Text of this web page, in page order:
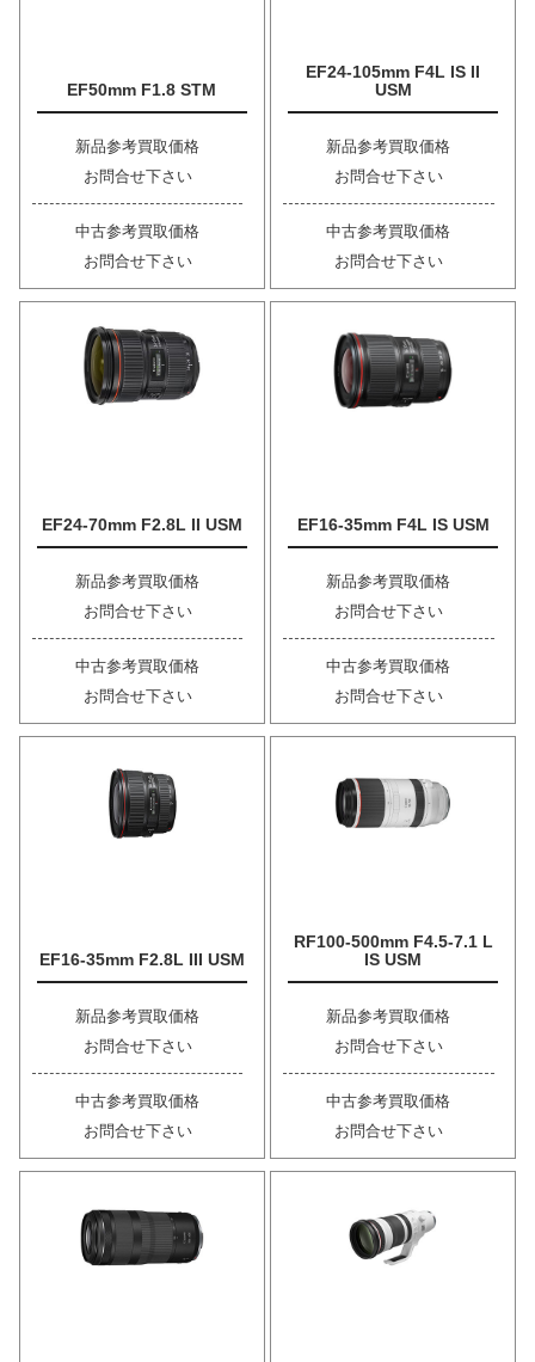
EF50mm F1.8 STM
新品参考買取価格
お問合せ下さい
中古参考買取価格
お問合せ下さい
EF24-105mm F4L IS II
USM
新品参考買取価格
お問合せ下さい
中古参考買取価格
お問合せ下さい
EF24-70mm F2.8L II USM
新品参考買取価格
お問合せ下さい
中古参考買取価格
お問合せ下さい
EF16-35mm F4L IS USM
新品参考買取価格
お問合せ下さい
中古参考買取価格
お問合せ下さい
EF16-35mm F2.8L III USM
新品参考買取価格
お問合せ下さい
中古参考買取価格
お問合せ下さい
RF100-500mm F4.5-7.1 L
IS USM
新品参考買取価格
お問合せ下さい
中古参考買取価格
お問合せ下さい